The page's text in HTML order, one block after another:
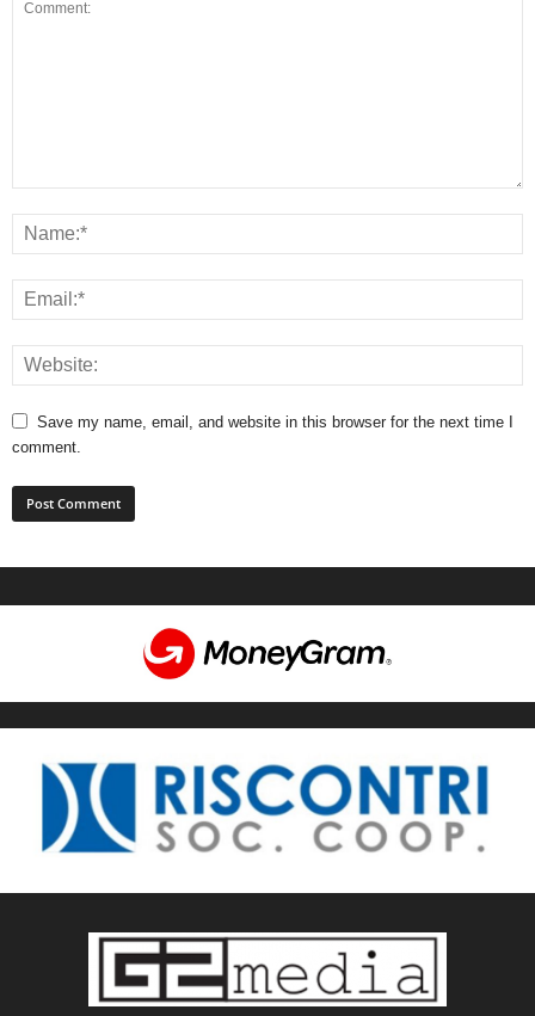
Save my name, email, and website in this browser for the next time I
comment.